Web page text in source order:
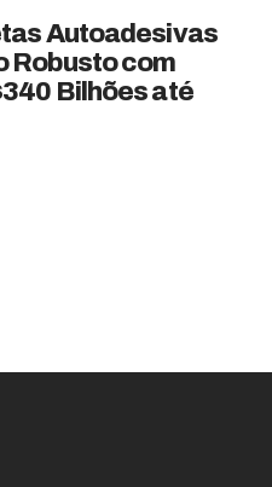
Autoadesivas
Robusto com
Bilhões até